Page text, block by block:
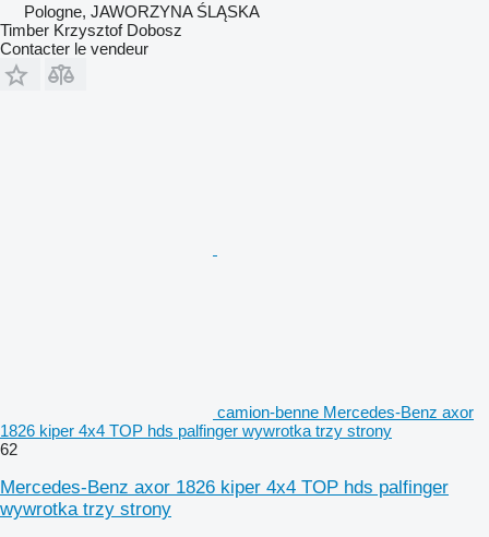
Pologne, JAWORZYNA ŚLĄSKA
Timber Krzysztof Dobosz
Contacter le vendeur
camion-benne Mercedes-Benz axor
1826 kiper 4x4 TOP hds palfinger wywrotka trzy strony
62
Mercedes-Benz axor 1826 kiper 4x4 TOP hds palfinger
wywrotka trzy strony